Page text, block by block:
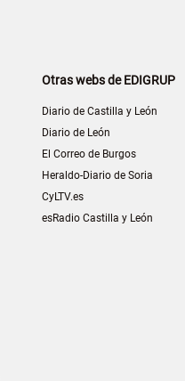
Otras webs de EDIGRUP
Diario de Castilla y León
Diario de León
El Correo de Burgos
Heraldo-Diario de Soria
CyLTV.es
esRadio Castilla y León